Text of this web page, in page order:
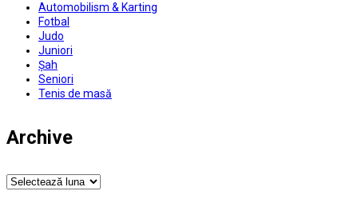
Automobilism & Karting
Fotbal
Judo
Juniori
Șah
Seniori
Tenis de masă
Archive
Archive